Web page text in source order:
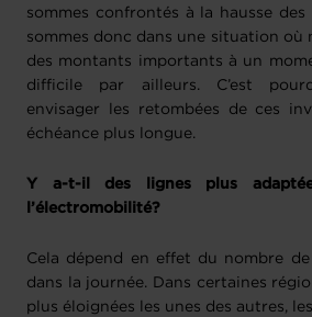
sommes confrontés à la hausse des
sommes donc dans une situation où
des montants importants à un
difficile par ailleurs. C’est
envisager les retombées de ces
échéance plus longue.
Y a-t-il des lignes plus
l’électromobilité?
Cela dépend en effet du nombre
dans la journée. Dans certaines
plus éloignées les unes des autres,